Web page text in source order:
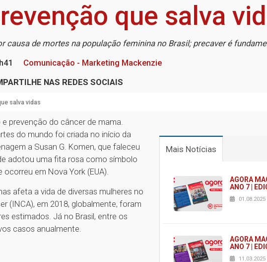
que salva
causa de mortes na população feminina no Brasil; precaver é
Comunicação - Marketing Mackenzie
NAS REDES SOCIAIS
salva vidas
prevenção do câncer de mama.
do mundo foi criada no início da
a Susan G. Komen, que faleceu
adotou uma fita rosa como símbolo
em Nova York (EUA).
afeta a vida de diversas mulheres no
(INCA), em 2018, globalmente, foram
estimados. Já no Brasil, entre os
casos anualmente.
Mais Notícias
AGORA
ANO 7 |
01.08.2025
AGORA
ANO 7 |
11.03.2025